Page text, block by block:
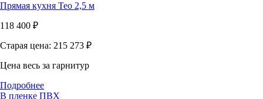
Прямая кухня Тео 2,5 м
118 400 ₽
Старая цена: 215 273 ₽
Цена весь за гарнитур
Подробнее
В пленке ПВХ